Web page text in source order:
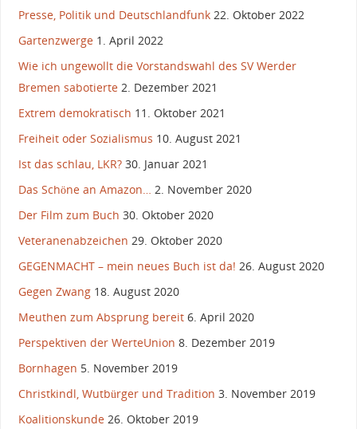
Presse, Politik und Deutschlandfunk 22. Oktober 2022
Gartenzwerge 1. April 2022
Wie ich ungewollt die Vorstandswahl des SV Werder
Bremen sabotierte 2. Dezember 2021
Extrem demokratisch 11. Oktober 2021
Freiheit oder Sozialismus 10. August 2021
Ist das schlau, LKR? 30. Januar 2021
Das Schöne an Amazon… 2. November 2020
Der Film zum Buch 30. Oktober 2020
Veteranenabzeichen 29. Oktober 2020
GEGENMACHT – mein neues Buch ist da! 26. August 2020
Gegen Zwang 18. August 2020
Meuthen zum Absprung bereit 6. April 2020
Perspektiven der WerteUnion 8. Dezember 2019
Bornhagen 5. November 2019
Christkindl, Wutbürger und Tradition 3. November 2019
Koalitionskunde 26. Oktober 2019